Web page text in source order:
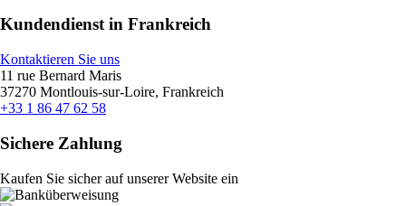
Kundendienst in Frankreich
Kontaktieren Sie uns
11 rue Bernard Maris
37270 Montlouis-sur-Loire, Frankreich
+33 1 86 47 62 58
Sichere Zahlung
Kaufen Sie sicher auf unserer Website ein